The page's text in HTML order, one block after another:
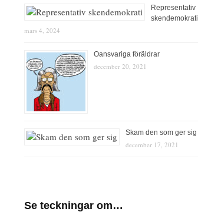
Representativ
skendemokrati
mars 4, 2024
Oansvariga föräldrar
december 20, 2021
Skam den som ger sig
december 17, 2021
Se teckningar om…